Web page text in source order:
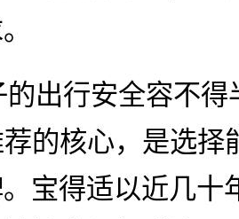
的出行安全容不
荐的核心，是选
宝得适以近几十